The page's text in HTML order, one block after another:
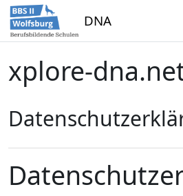
Zum Hauptinhalt
DNA
xplore-